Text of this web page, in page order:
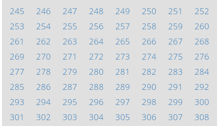
245
246 247 248 249 250 251
252
253
254 255 256 257 258 259
260
261
262 263 264 265 266 267
268
269
270 271 272 273 274 275
276
277
278 279 280 281 282 283
284
285
286 287 288 289 290 291
292
293
294 295 296 297 298 299
300
301
302 303 304 305 306 307
308